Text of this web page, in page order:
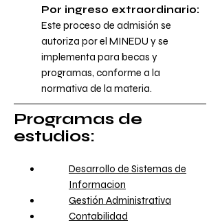
Por ingreso extraordinario:
Este proceso de admisión se
autoriza por el MINEDU y se
implementa para becas y
programas, conforme a la
normativa de la materia.
Programas de
estudios:
Desarrollo de Sistemas de
Informacion
Gestión Administrativa
Contabilidad